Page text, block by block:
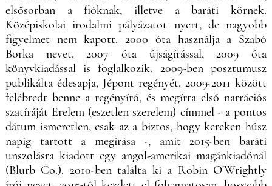
elsősorban a fióknak, illetve a baráti körnek.
Középiskolai irodalmi pályázatot nyert, de nagyobb
figyelmet nem kapott. 2000 óta használja a Szabó
Borka nevet. 2007 óta újságírással, 2009 óta
könyvkiadással is foglalkozik. 2009-ben posztumusz
publikálta édesapja, Jépont regényét. 2009-2011 között
felébredt benne a regényíró, és megírta első narrációs
szatíráját Erelem (eszetlen szerelem) címmel - a pontos
dátum ismeretlen, csak az a biztos, hogy kereken húsz
napig tartott a megírása -, amit 2015-ben baráti
unszolásra kiadott egy angol-amerikai magánkiadónál
(Blurb Co.). 2010-ben találta ki a Robin O'Wrightly